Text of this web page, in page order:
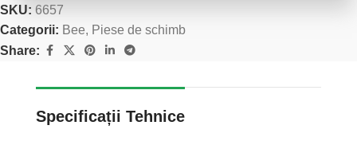
SKU: 6657
Categorii: Bee, Piese de schimb
Share:
Specificații Tehnice